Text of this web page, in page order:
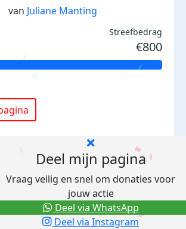
van Juliane Manting
Streefbedrag
€800
Deel mijn pagina
Vraag veilig en snel om donaties voor
jouw actie
Deel via Instagram
Deel via WhatsApp